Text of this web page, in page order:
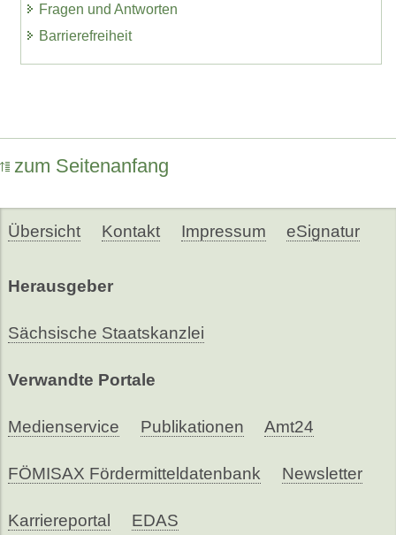
Fragen und Antworten
Barrierefreiheit
zum Seitenanfang
Übersicht Kontakt Impressum eSignatur
Herausgeber
Sächsische Staatskanzlei
Verwandte Portale
Medienservice Publikationen Amt24
FÖMISAX Fördermitteldatenbank Newsletter
Karriereportal EDAS